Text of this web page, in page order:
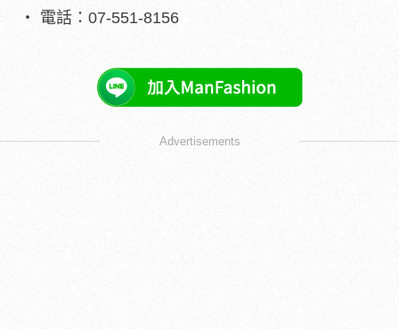
電話：07-551-8156
Advertisements